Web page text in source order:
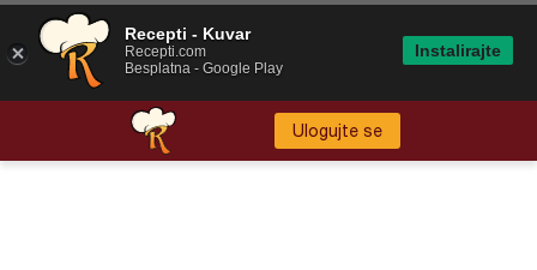
Ulogujte se
Recepti - Kuvar
Recepti.com
Besplatna - Google Play
Instalirajte